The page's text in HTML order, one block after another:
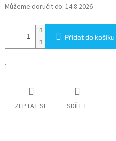
Můžeme doručit do: 14.8.2026
Přidat do košíku
.
ZEPTAT SE SDÍLET